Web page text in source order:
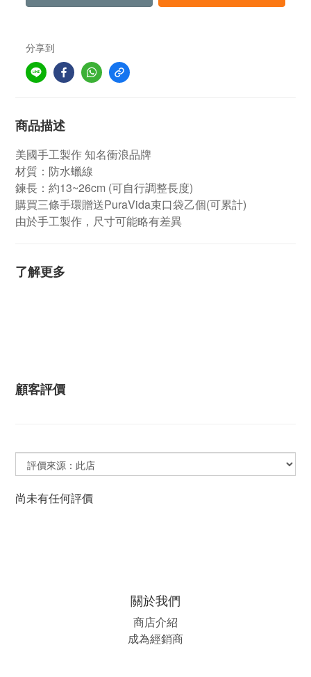
分享到
商品描述
美國手工製作 知名衝浪品牌
材質：防水蠟線
鍊長：約13~26cm (可自行調整長度)
購買三條手環贈送PuraVida束口袋乙個(可累計)
由於手工製作，尺寸可能略有差異
了解更多
顧客評價
尚未有任何評價
關於我們
商店介紹
成為經銷商